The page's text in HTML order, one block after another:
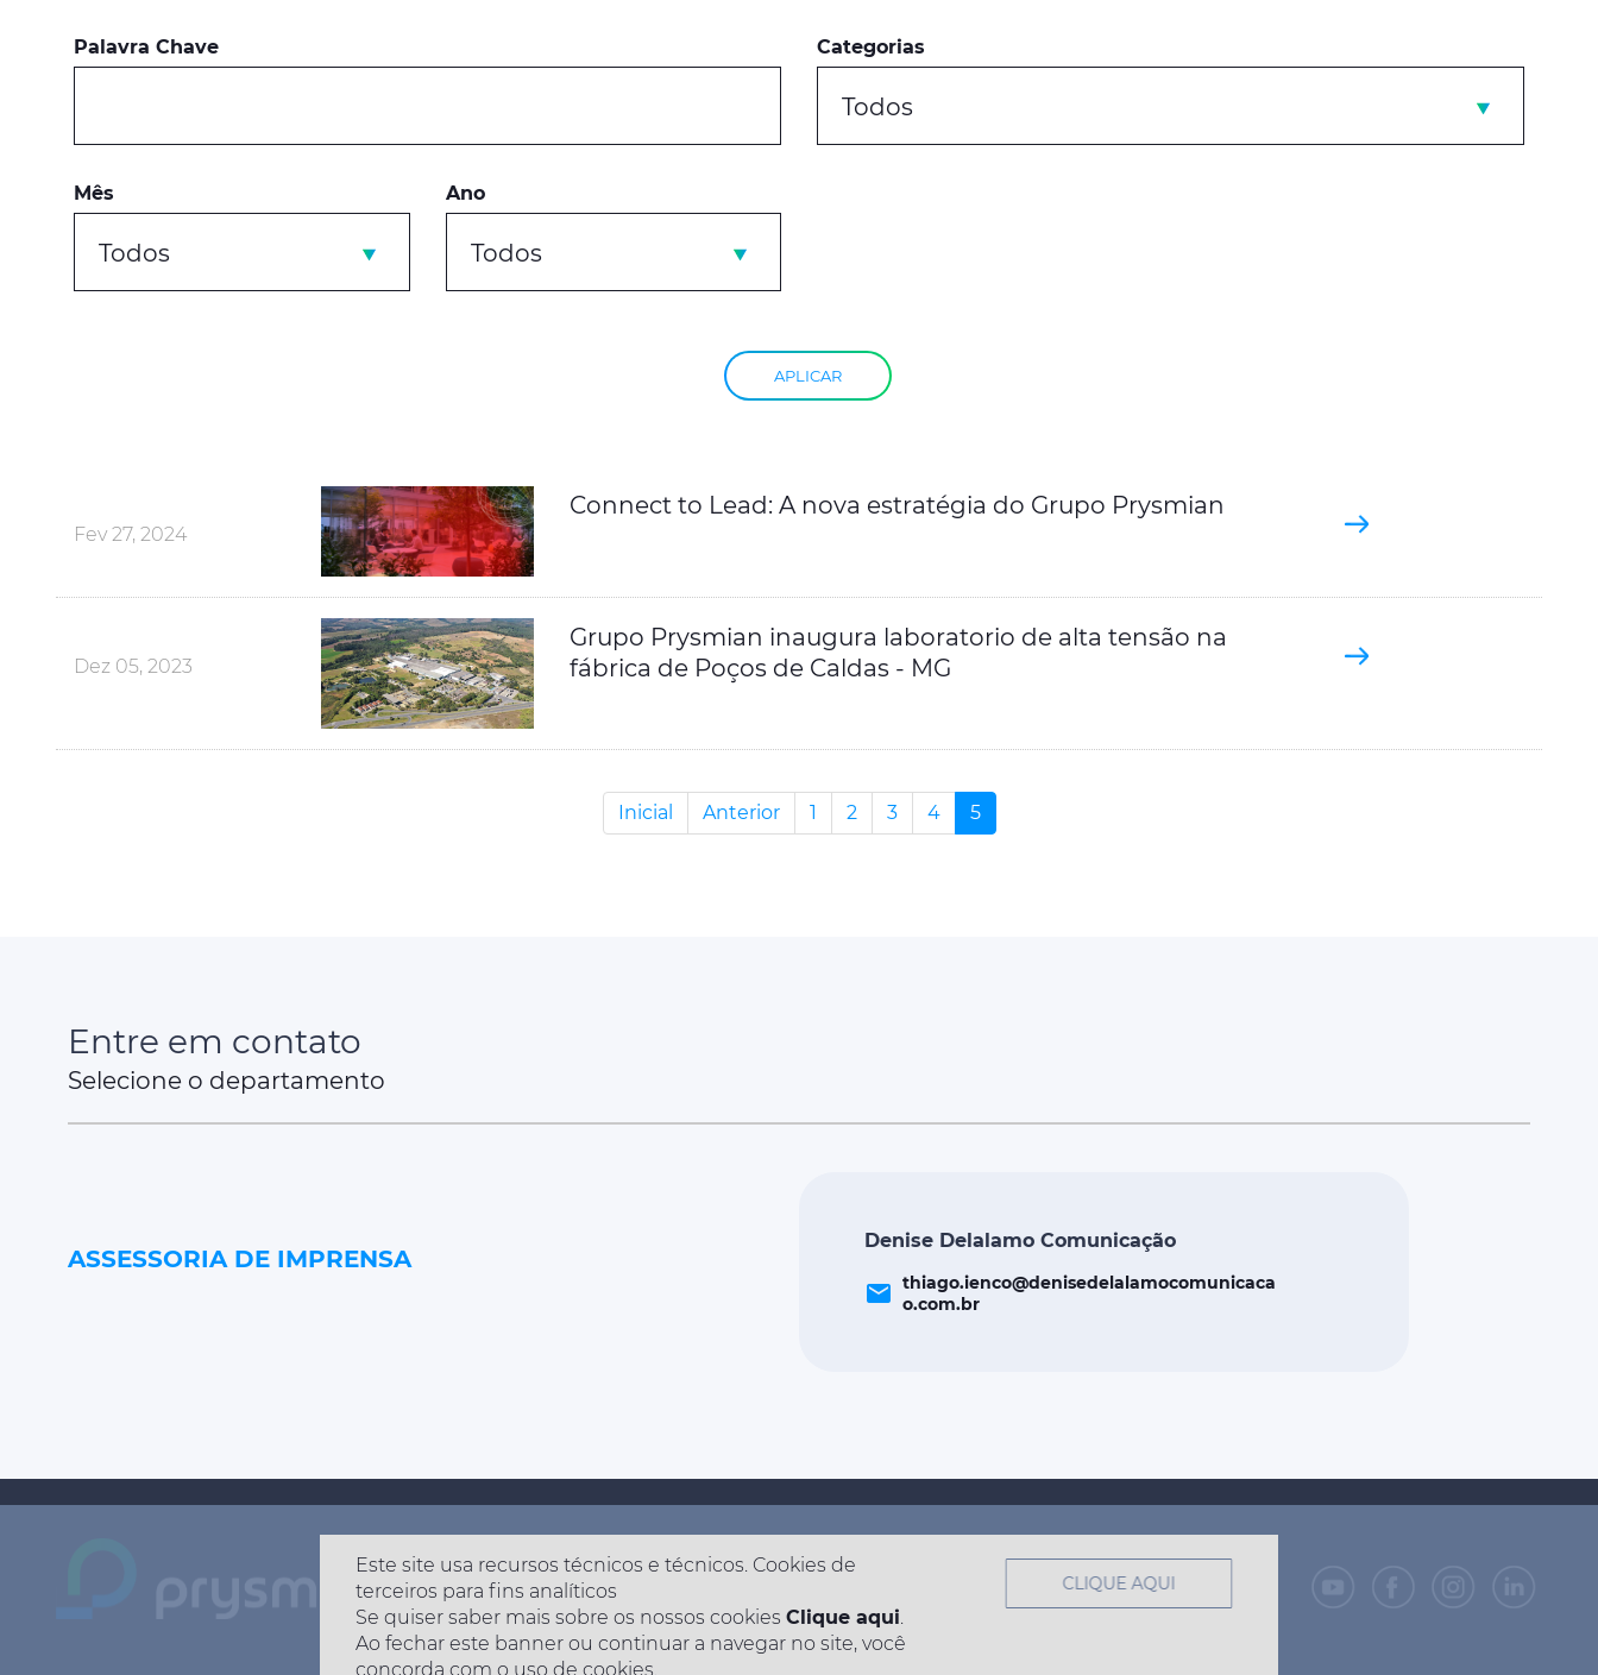
Palavra Chave Categorias
Todos
Mês
Todos
Ano
Todos
APLICAR
Fev 27, 2024
Connect to Lead: A nova estratégia do Grupo Prysmian
Dez 05, 2023
Grupo Prysmian inaugura laboratorio de alta tensão na
fábrica de Poços de Caldas - MG
Inicial Anterior 1 2 3 4 5
Entre em contato
Selecione o departamento
ASSESSORIA DE IMPRENSA
Denise Delalamo Comunicação
email thiago.ienco@denisedelalamocomunicaca
o.com.br
Este site usa recursos técnicos e técnicos. Cookies de
terceiros para fins analíticos
Se quiser saber mais sobre os nossos cookies Clique aqui.
Ao fechar este banner ou continuar a navegar no site, você
concorda com o uso de cookies.
CLIQUE AQUI